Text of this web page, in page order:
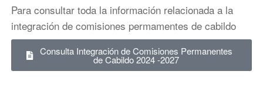
Para consultar toda la información relacionada a la
integración de comisiones permamentes de cabildo
Consulta Integración de Comisiones Permanentes
de Cabildo 2024 -2027